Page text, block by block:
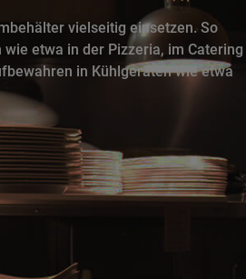
vielseitig einsetzen. So
etwa in der Pizzeria, im Catering
in Kühlgeräten wie etwa